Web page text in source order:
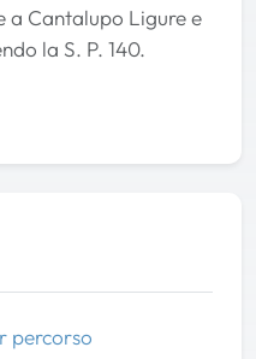
a Cantalupo Ligure e
la S. P. 140.